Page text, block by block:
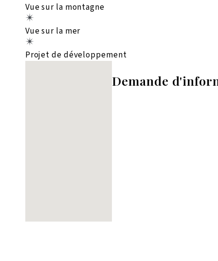
Vue sur la montagne
Vue sur la mer
Projet de développement
Demande